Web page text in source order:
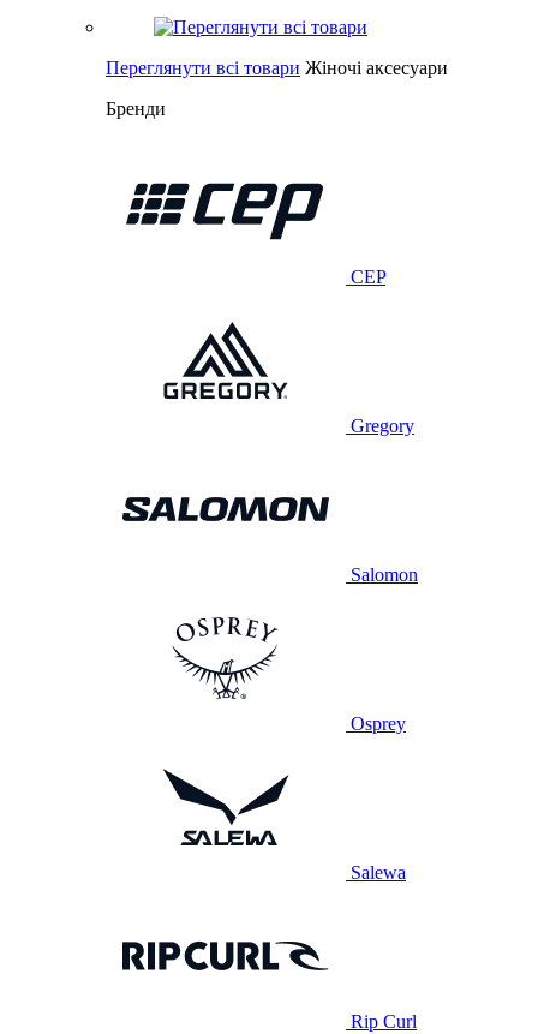
Переглянути всі товари Жіночі аксесуари
Бренди
CEP
Gregory
Salomon
Osprey
Salewa
Rip Curl